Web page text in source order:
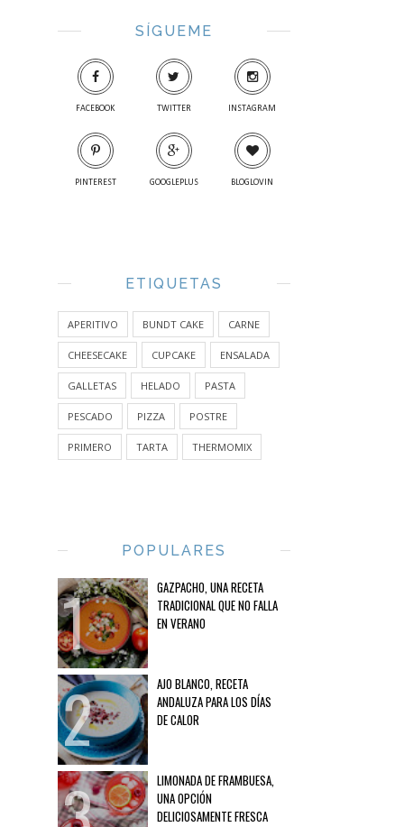
SÍGUEME
FACEBOOK TWITTER INSTAGRAM
PINTEREST GOOGLEPLUS BLOGLOVIN
ETIQUETAS
APERITIVO BUNDT CAKE CARNE
CHEESECAKE CUPCAKE ENSALADA
GALLETAS HELADO PASTA
PESCADO PIZZA POSTRE
PRIMERO TARTA THERMOMIX
POPULARES
GAZPACHO, UNA RECETA
TRADICIONAL QUE NO FALLA
EN VERANO
AJO BLANCO, RECETA
ANDALUZA PARA LOS DÍAS
DE CALOR
LIMONADA DE FRAMBUESA,
UNA OPCIÓN
DELICIOSAMENTE FRESCA